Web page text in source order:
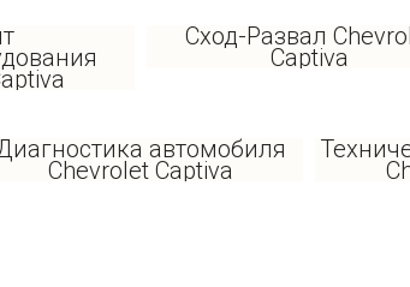
Сход-Развал
Captiva
автомобиля
Chevrolet Captiva